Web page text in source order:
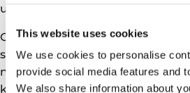
This website uses cookies
We use cookies to personalise
provide social media features and
We also share information about
utvikling (fast-track) fra funn til
Cerisa-kampanjen bestod av én
sidesteg, og alle brønnene ble
nedsenkbare boreriggen
kontakt ble ikke påtruffet i